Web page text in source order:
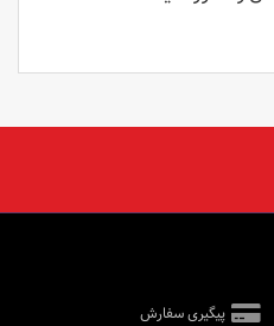
پیگیری سفارش